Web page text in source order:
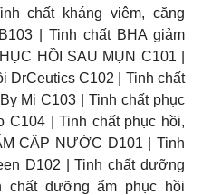
chất kháng viêm, căng
| Tinh chất BHA giảm
HỒI SAU MỤN C101 |
DrCeutics C102 | Tinh chất
Mi C103 | Tinh chất phục
C104 | Tinh chất phục hồi,
CẤP NƯỚC D101 | Tinh
D102 | Tinh chất dưỡng
chất dưỡng ẩm phục hồi